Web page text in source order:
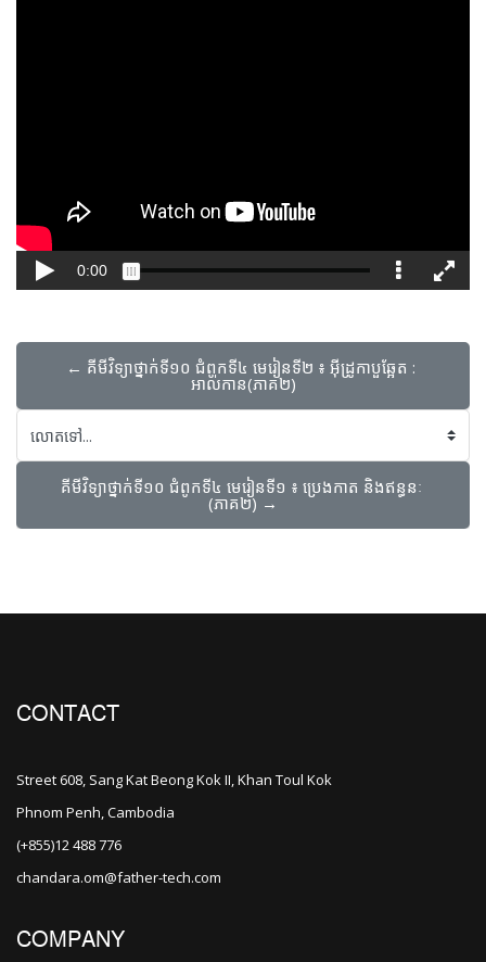
← គីមីវិទ្យា​ថ្នាក់ទី១០​ ជំពូក​ទី៤​ មេរៀន​ទី​២​ ៖ អ៊ីដ្រូកាបួឆ្អែត :
អាល់កាន(ភាគ២)​
លោតទៅ...
គីមីវិទ្យា​ថ្នាក់ទី១០​ ជំពូក​ទី៤​ មេរៀន​ទី​១​ ៖ ប្រេងកាត និងឥន្ធនៈ
(ភាគ២)​ →
CONTACT
Street 608, Sang Kat Beong Kok II, Khan Toul Kok
Phnom Penh, Cambodia
(+855)12 488 776
chandara.om@father-tech.com
COMPANY